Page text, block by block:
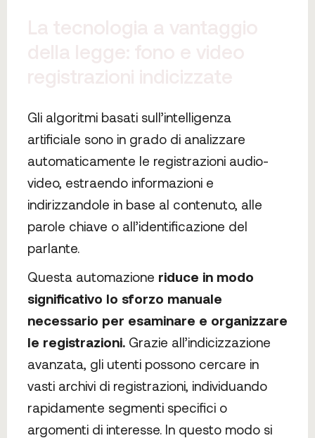
Gli algoritmi basati sull’intelligenza
artificiale sono in grado di analizzare
automaticamente le registrazioni audio-
video, estraendo informazioni e
indirizzandole in base al contenuto, alle
parole chiave o all’identificazione del
parlante.
Questa automazione riduce in modo
significativo lo sforzo manuale
necessario per esaminare e organizzare
le registrazioni.Grazie all’indicizzazione
avanzata, gli utenti possono cercare in
vasti archivi di registrazioni, individuando
rapidamente segmenti specifici o
argomenti di interesse. In questo modo si